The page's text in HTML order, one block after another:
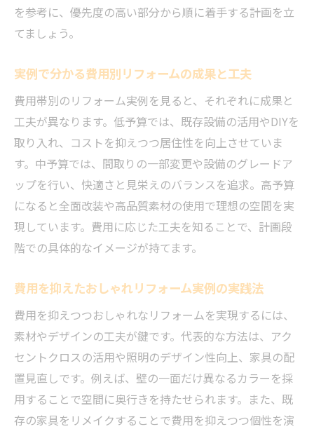
を参考に、優先度の高い部分から順に着手する計画を立
てましょう。
実例で分かる費用別リフォームの成果と工夫
費用帯別のリフォーム実例を見ると、それぞれに成果と
工夫が異なります。低予算では、既存設備の活用やDIYを
取り入れ、コストを抑えつつ居住性を向上させていま
す。中予算では、間取りの一部変更や設備のグレードア
ップを行い、快適さと見栄えのバランスを追求。高予算
になると全面改装や高品質素材の使用で理想の空間を実
現しています。費用に応じた工夫を知ることで、計画段
階での具体的なイメージが持てます。
費用を抑えたおしゃれリフォーム実例の実践法
費用を抑えつつおしゃれなリフォームを実現するには、
素材やデザインの工夫が鍵です。代表的な方法は、アク
セントクロスの活用や照明のデザイン性向上、家具の配
置見直しです。例えば、壁の一面だけ異なるカラーを採
用することで空間に奥行きを持たせられます。また、既
存の家具をリメイクすることで費用を抑えつつ個性を演